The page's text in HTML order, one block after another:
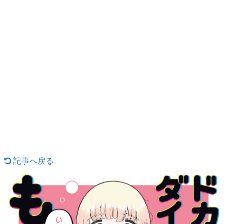
なんでゲームは面白い？
ゲーム開発者・hamatsu氏がゲームの魅力を画面や操作の
具体的な形から解き明かしていく、硬派で骨太な評論連載
です。
記事へ戻る